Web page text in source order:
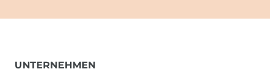
UNTERNEHMEN